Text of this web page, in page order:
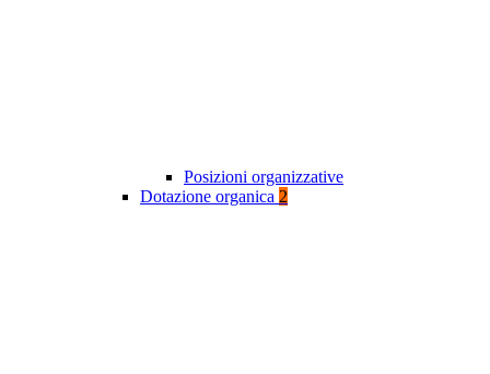
Posizioni organizzative
Dotazione organica 2